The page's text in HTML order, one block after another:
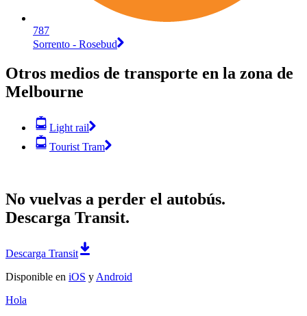
787
Sorrento - Rosebud
Otros medios de transporte en la zona de
Melbourne
Light rail
Tourist Tram
No vuelvas a perder el autobús.
Descarga Transit.
Descarga Transit
Disponible en iOS y Android
Hola